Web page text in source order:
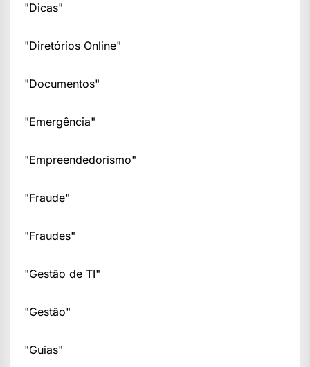
"Dicas"
"Diretórios Online"
"Documentos"
"Emergência"
"Empreendedorismo"
"Fraude"
"Fraudes"
"Gestão de TI"
"Gestão"
"Guias"